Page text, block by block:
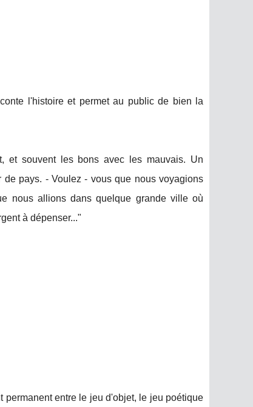
l'histoire et permet au public de bien la
et souvent les bons avec les mauvais. Un
pays. - Voulez - vous que nous voyagions
nous allions dans quelque grande ville où
à dépenser..."
permanent entre le jeu d'objet, le jeu poétique